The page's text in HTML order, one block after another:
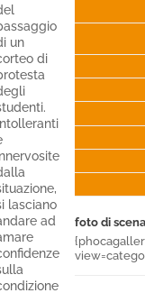
un
di
lasciano
ad
foto di scena